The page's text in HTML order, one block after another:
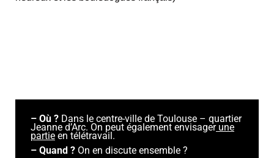
– Où ? Dans le centre-ville de Toulouse – quartier
Jeanne d’Arc. On peut également envisagerune
partie en télétravail.
– Quand ? On en discute ensemble ?